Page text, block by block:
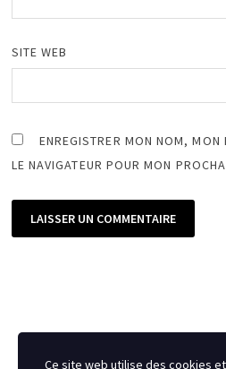
SITE WEB
ENREGISTRER MON NOM,
LE NAVIGATEUR POUR MON
Ce site web utilise des cookies